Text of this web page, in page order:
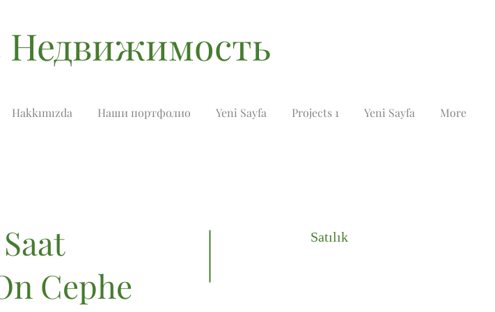
Недвижимость
Hakkımızda Наши портфолио Yeni Sayfa Projects 1 Yeni Sayfa More
Cephe
Satılık